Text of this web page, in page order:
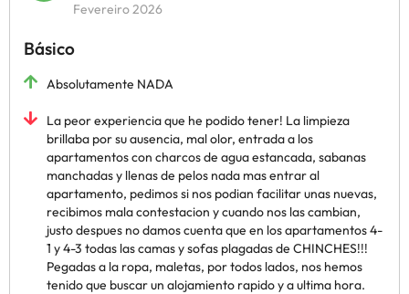
Fevereiro 2026
Básico
Absolutamente NADA
La peor experiencia que he podido tener! La limpieza
brillaba por su ausencia, mal olor, entrada a los
apartamentos con charcos de agua estancada, sabanas
manchadas y llenas de pelos nada mas entrar al
apartamento, pedimos si nos podian facilitar unas nuevas,
recibimos mala contestacion y cuando nos las cambian,
justo despues no damos cuenta que en los apartamentos 4-
1 y 4-3 todas las camas y sofas plagadas de CHINCHES!!!
Pegadas a la ropa, maletas, por todos lados, nos hemos
tenido que buscar un alojamiento rapido y a ultima hora.